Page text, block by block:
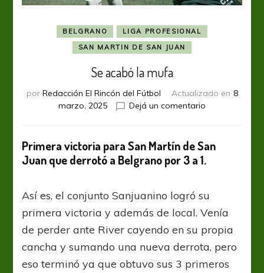
BELGRANO
LIGA PROFESIONAL
SAN MARTIN DE SAN JUAN
Se acabó la mufa
por Redacción El Rincón del Fútbol Actualizado en 8
marzo, 2025
Dejá un comentario
la
Primera victoria para San Martín de San
Juan que derrotó a Belgrano por 3 a 1.
Así es, el conjunto Sanjuanino logró su
primera victoria y además de local. Venía
de perder ante River cayendo en su propia
cancha y sumando una nueva derrota, pero
eso terminó ya que obtuvo sus 3 primeros